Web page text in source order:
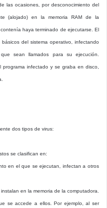
las ocasiones, por desconocimiento del
(alojado) en la memoria RAM de la
haya terminado de ejecutarse. El
del sistema operativo, infectando
sean llamados para su ejecución.
infectado y se graba en disco,
dos tipos de virus:
se clasifican en:
el que se ejecutan, infectan a otros
en la memoria de la computadora.
se accede a ellos. Por ejemplo, al ser